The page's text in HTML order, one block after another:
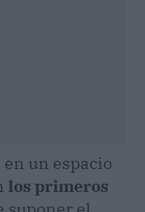
un espacio
los primeros